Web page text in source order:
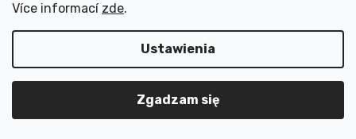
Více informací zde.
Ustawienia
Zgadzam się
Sandy